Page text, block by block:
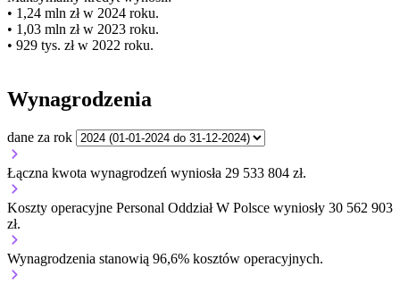
• 1,24 mln zł w 2024 roku.
• 1,03 mln zł w 2023 roku.
• 929 tys. zł w 2022 roku.
Wynagrodzenia
dane za rok
Łączna kwota wynagrodzeń wyniosła 29 533 804 zł.
Koszty operacyjne Personal Oddział W Polsce wyniosły 30 562 903
zł.
Wynagrodzenia stanowią 96,6% kosztów operacyjnych.